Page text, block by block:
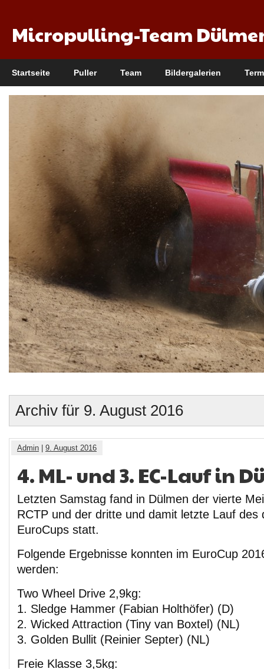
Micropulling-Team
Startseite Puller Team Bildergalerien
Archiv für 9. August 2016
Admin 9. August 2016
4. ML- und 3. EC-Lauf in
Letzten Samstag fand in Dülmen der vierte
RCTP und der dritte und damit letzte Lauf des
EuroCups statt.
Folgende Ergebnisse konnten im EuroCup
werden:
Two Wheel Drive 2,9kg:
1. Sledge Hammer (Fabian Holthöfer) (D)
2. Wicked Attraction (Tiny van Boxtel) (NL)
3. Golden Bullit (Reinier Septer) (NL)
Freie Klasse 3,5kg: